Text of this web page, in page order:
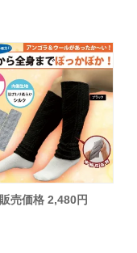
販売価格 2,480円